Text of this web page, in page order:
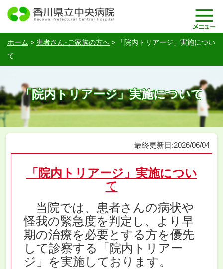
ホーム > 患者さん･ご家族の方へ >
「院内トリアージ」実施につい
て
「院内トリアージ」実施について
最終更新日:2026/06/04
「院内トリアージ」実施につい
て
当院では、患者さんの病状や
怪我の緊急度を判定し、より早
期の治療を必要とする方を優先
して診察する「院内トリアー
ジ」を実施しております。